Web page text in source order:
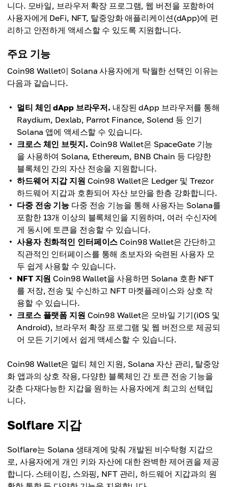
니다. 모바일, 브라우저 확장 프로그램, 웹 버전을 포함하여
사용자에게 DeFi, NFT, 탈중앙화 애플리케이션(dApp)에 편
리하고 안전하게 액세스할 수 있도록 지원합니다.
주요 기능
Coin98 Wallet이 Solana 사용자에게 탁월한 선택인 이유는
다음과 같습니다.
멀티 체인 dApp 브라우저. 내장된 dApp 브라우저를 통해
Raydium, Dexlab, Parrot Finance, Solend 등 인기
Solana 앱에 액세스할 수 있습니다.
크로스 체인 브릿지. Coin98 Wallet은 SpaceGate 기능
을 사용하여 Solana, Ethereum, BNB Chain 등 다양한
블록체인 간의 자산 전송을 지원합니다.
하드웨어 지갑 지원 Coin98 Wallet은 Ledger 및 Trezor
하드웨어 지갑과 호환되어 자산 보안을 한층 강화합니다.
다중 전송 기능 다중 전송 기능을 통해 사용자는 Solana를
포함한 13개 이상의 블록체인을 지원하며, 여러 수신자에
게 동시에 토큰을 전송할 수 있습니다.
사용자 친화적인 인터페이스 Coin98 Wallet은 간단하고
직관적인 인터페이스를 통해 초보자와 숙련된 사용자 모
두 쉽게 사용할 수 있습니다.
NFT 지원 Coin98 Wallet을 사용하면 Solana 호환 NFT
를 저장, 전송 및 수신하고 NFT 마켓플레이스와 상호 작
용할 수 있습니다.
크로스 플랫폼 지원 Coin98 Wallet은 모바일 기기(iOS 및
Android), 브라우저 확장 프로그램 및 웹 버전으로 제공되
어 모든 기기에서 쉽게 액세스할 수 있습니다.
Coin98 Wallet은 멀티 체인 지원, Solana 자산 관리, 탈중앙
화 앱과의 상호 작용, 다양한 블록체인 간 토큰 전송 기능을
갖춘 다재다능한 지갑을 원하는 사용자에게 최고의 선택입
니다.
Solflare 지갑
Solflare는 Solana 생태계에 맞춰 개발된 비수탁형 지갑으
로, 사용자에게 개인 키와 자산에 대한 완벽한 제어권을 제공
합니다. 스테이킹, 스와핑, NFT 관리, 하드웨어 지갑과의 원